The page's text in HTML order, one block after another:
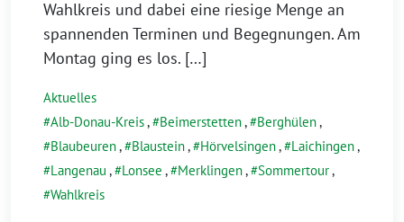
Wahlkreis und dabei eine riesige Menge an
spannenden Terminen und Begegnungen. Am
Montag ging es los. […]
Aktuelles
Alb-Donau-Kreis, Beimerstetten, Berghülen,
Blaubeuren, Blaustein, Hörvelsingen, Laichingen,
Langenau , Lonsee , Merklingen, Sommertour,
Wahlkreis